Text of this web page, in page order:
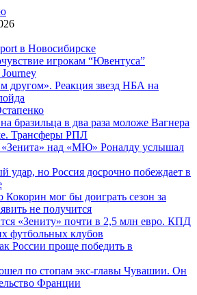
в Новосибирске
игрокам “Ювентуса”
другом». Реакция звезд НБА на
бразильца в два раза моложе Вагнера
Трансферы РПЛ
над «МЮ» Роналду услышал
удар, но Россия досрочно побеждает в
мог бы доиграть сезон за
не получится
«Зениту» почти в 2,5 млн евро. КПД
футбольных клубов
проще победить в
по стопам экс-главы Чувашии. Он
Франции